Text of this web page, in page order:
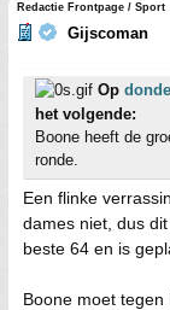
Redactie Frontpage / Sport
Gijscoman
Op
het volgende:
Boone heeft de
ronde.
Een flinke
dames niet, dus
beste 64 en is
Boone moet